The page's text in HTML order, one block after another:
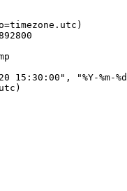
"%Y-%m-%d